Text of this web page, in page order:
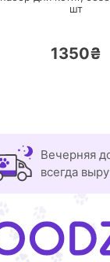
шт
1350₴
Вечерняя
всегда